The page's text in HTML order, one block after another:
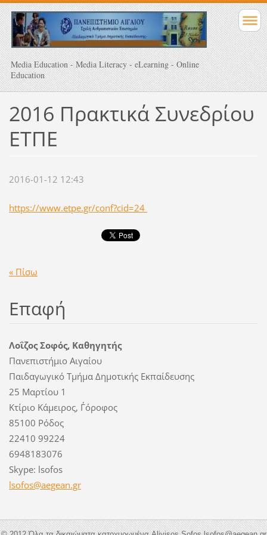
Media Education - Media Literacy - eLearning - Online
Education
2016 Πρακτικά Συνεδρίου
ΕΤΠΕ
2016-01-12 12:43
https://www.etpe.gr/conf?cid=24
« Πίσω
Επαφή
Λοΐζος Σοφός, Καθηγητής
Πανεπιστήμιο Αιγαίου
Παιδαγωγικό Τμήμα Δημοτικής Εκπαίδευσης
25 Μαρτίου 1
Κτίριο Κάμειρος, Γ΄όροφος
85100 Ρόδος
22410 99224
6948183076
Skype: lsofos
lsofos@aegean.gr